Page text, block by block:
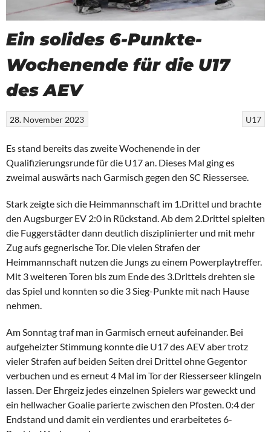
Ein solides 6-Punkte-
Wochenende für die U17
des AEV
U17
28. November 2023
Es stand bereits das zweite Wochenende in der
Qualifizierungsrunde für die U17 an. Dieses Mal ging es
zweimal auswärts nach Garmisch gegen den SC Riessersee.
Stark zeigte sich die Heimmannschaft im 1.Drittel und brachte
den Augsburger EV 2:0 in Rückstand. Ab dem 2.Drittel spielten
die Fuggerstädter dann deutlich disziplinierter und mit mehr
Zug aufs gegnerische Tor. Die vielen Strafen der
Heimmannschaft nutzen die Jungs zu einem Powerplaytreffer.
Mit 3 weiteren Toren bis zum Ende des 3.Drittels drehten sie
das Spiel und konnten so die 3 Sieg-Punkte mit nach Hause
nehmen.
Am Sonntag traf man in Garmisch erneut aufeinander. Bei
aufgeheizter Stimmung konnte die U17 des AEV aber trotz
vieler Strafen auf beiden Seiten drei Drittel ohne Gegentor
verbuchen und es erneut 4 Mal im Tor der Riesserseer klingeln
lassen. Der Ehrgeiz jedes einzelnen Spielers war geweckt und
ein hellwacher Goalie parierte zwischen den Pfosten. 0:4 der
Endstand und damit ein verdientes und erarbeitetes 6-